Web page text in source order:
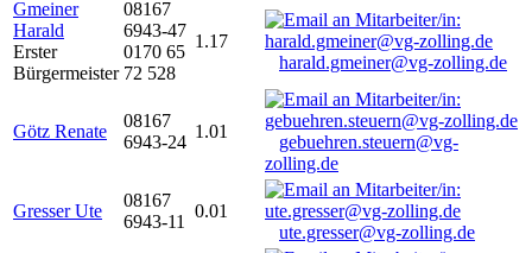
Gmeiner
Harald
Erster
Bürgermeister
08167
6943-47
0170 65
72 528
1.17
harald.gmeiner@vg-zolling.de
Götz Renate
08167
6943-24
1.01
gebuehren.steuern@vg-
zolling.de
Gresser Ute
08167
6943-11
0.01
ute.gresser@vg-zolling.de